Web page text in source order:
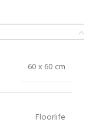
60 x 60 cm
Floorlife